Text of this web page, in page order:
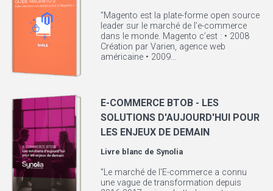
"Magento est la plate-forme open source
leader sur le marché de l’e-commerce
dans le monde. Magento c’est : • 2008
Création par Varien, agence web
américaine • 2009...
E-COMMERCE BTOB - LES
SOLUTIONS D'AUJOURD'HUI POUR
LES ENJEUX DE DEMAIN
Livre blanc de Synolia
"Le marché de l'E-commerce a connu
une vague de transformation depuis